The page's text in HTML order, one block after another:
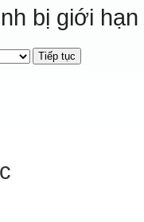
bị giới